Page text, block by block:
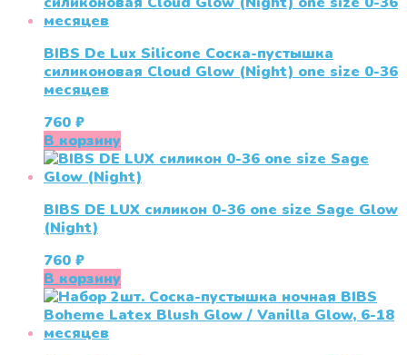
BIBS De Lux Silicone Соска-пустышка
силиконовая Cloud Glow (Night) one size 0-36
месяцев
760 ₽
В корзину
BIBS DE LUX силикон 0-36 one size Sage Glow
(Night)
760 ₽
В корзину